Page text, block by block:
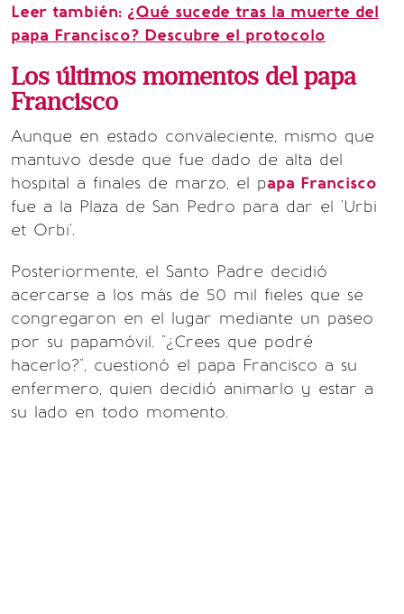
Leer también: ¿Qué sucede tras la muerte del
papa Francisco? Descubre el protocolo
Los últimos momentos del papa
Francisco
Aunque en estado convaleciente, mismo que
mantuvo desde que fue dado de alta del
hospital a finales de marzo, el papa Francisco
fue a la Plaza de San Pedro para dar el 'Urbi
et Orbi'.
Posteriormente, el Santo Padre decidió
acercarse a los más de 50 mil fieles que se
congregaron en el lugar mediante un paseo
por su papamóvil. "¿Crees que podré
hacerlo?", cuestionó el papa Francisco a su
enfermero, quien decidió animarlo y estar a
su lado en todo momento.